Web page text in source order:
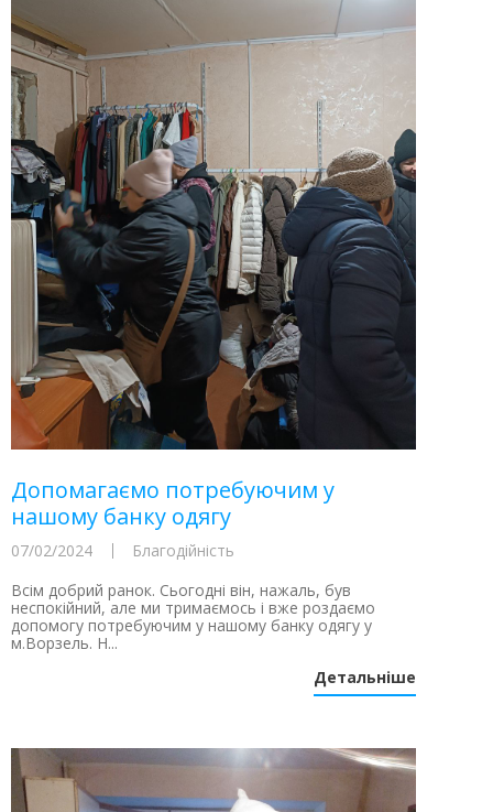
Допомагаємо потребуючим у
нашому банку одягу
07/02/2024
Благодійність
Всім добрий ранок. Сьогодні він, нажаль, був
неспокійний, але ми тримаємось і вже роздаємо
допомогу потребуючим у нашому банку одягу у
м.Ворзель. Н...
Детальніше